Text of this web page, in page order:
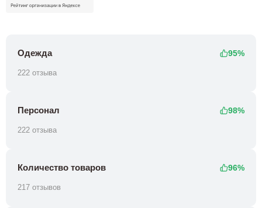
Одежда 95%
222 отзыва
Персонал 98%
222 отзыва
Количество товаров 96%
217 отзывов